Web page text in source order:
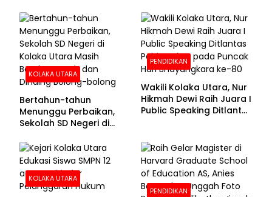
100 Persen
KOLAKA UTARA
Bertahun-tahun
Menunggu Perbaikan,
Sekolah SD Negeri di
Beralas Tanah dan
Dinding Bolong-bolong
PENDIDIKAN
Wakili Kolaka Utara, Nur
Hikmah Dewi Raih Juara I
Public Speaking Ditlantas
Bhayangkara ke-80
KOLAKA UTARA
PENDIDIKAN